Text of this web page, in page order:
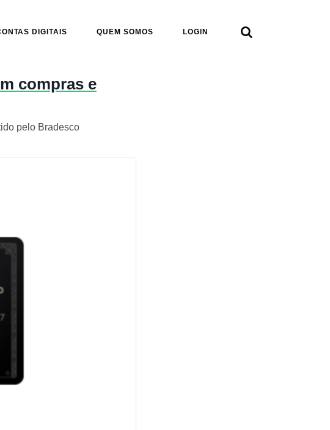
DIGITAIS QUEM SOMOS LOGIN 
compras e
pelo Bradesco